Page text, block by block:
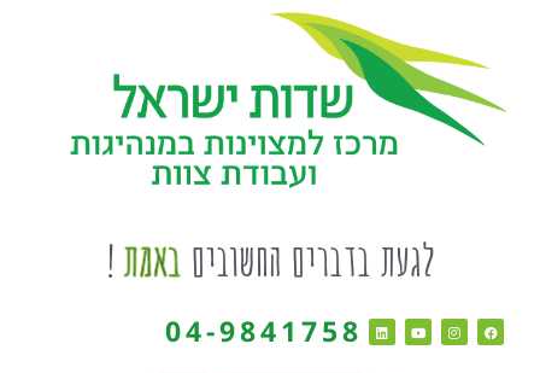
לגעת בדברים החשובים באמת!
04-9841758